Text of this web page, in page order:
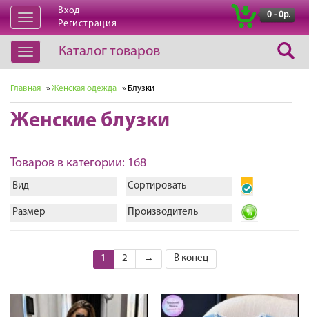
Открыть
навигацию
Вход
Регистрация
0 - 0р.
Открыть
навигацию
Каталог товаров
Главная » Женская одежда » Блузки
Женские блузки
Товаров в категории: 168
Вид Сортировать
Размер Производитель
1 2 → В конец